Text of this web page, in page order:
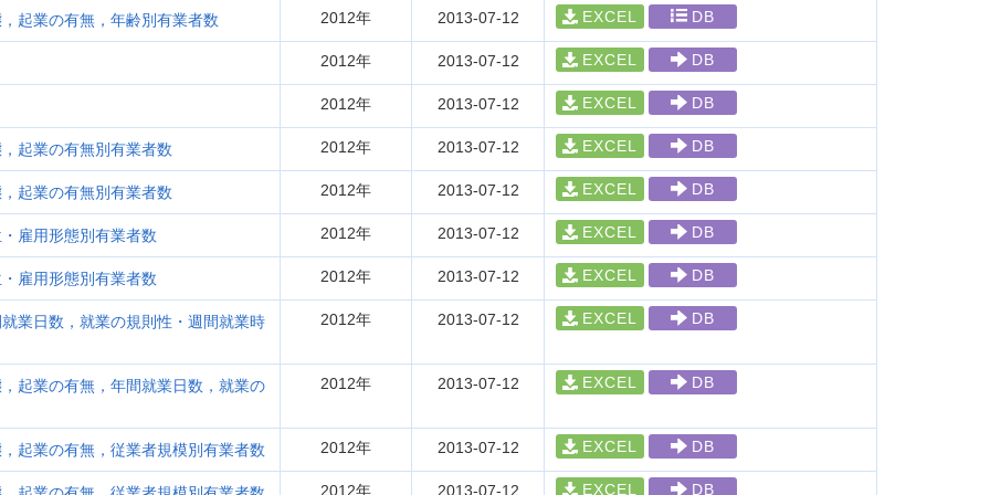
起業の有無，年齢別有業者数 2012年 2013-07-12 EXCEL DB
2012年 2013-07-12 EXCEL DB
2012年 2013-07-12 EXCEL DB
起業の有無別有業者数 2012年 2013-07-12 EXCEL DB
起業の有無別有業者数 2012年 2013-07-12 EXCEL DB
雇用形態別有業者数 2012年 2013-07-12 EXCEL DB
雇用形態別有業者数 2012年 2013-07-12 EXCEL DB
業日数，就業の規則性・週間就業時 2012年 2013-07-12 EXCEL DB
起業の有無，年間就業日数，就業の 2012年 2013-07-12 EXCEL DB
起業の有無，従業者規模別有業者数 2012年 2013-07-12 EXCEL DB
2012年 2013-07-12 EXCEL DB